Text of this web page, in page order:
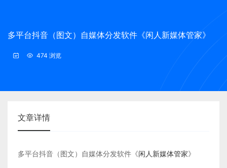
多平台抖音（图文）自媒体分发软件《闲人新媒体管家》
474 浏览
文章详情
多平台抖音（图文）自媒体分发软件《闲人新媒体管家》